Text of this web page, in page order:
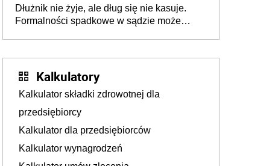
Dłużnik nie żyje, ale dług się nie kasuje.
Formalności spadkowe w sądzie może
Kalkulatory
Kalkulator składki zdrowotnej dla
przedsiębiorcy
Kalkulator dla przedsiębiorców
Kalkulator wynagrodzeń